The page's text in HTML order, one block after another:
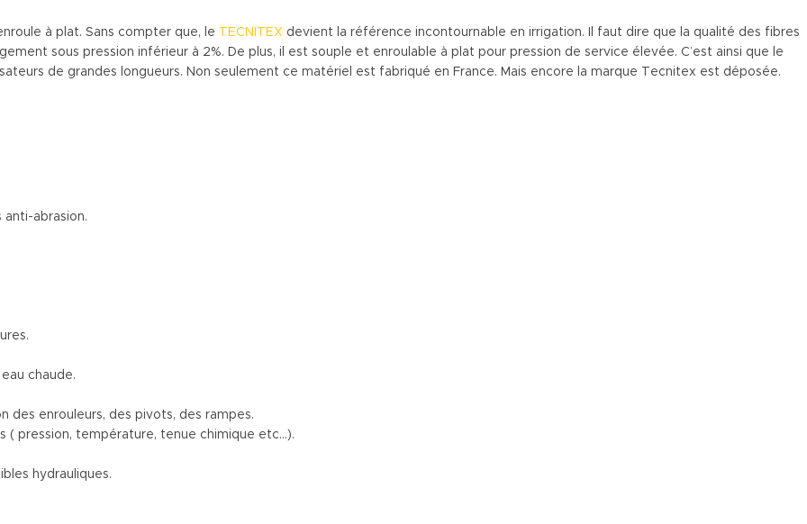
à plat. Sans compter que, le TECNITEX devient la référence incontournable en irrigation. Il faut dire que la qualité des fibres
sous pression inférieur à 2%. De plus, il est souple et enroulable à plat pour pression de service élevée. C’est ainsi que le
de grandes longueurs. Non seulement ce matériel est fabriqué en France. Mais encore la marque Tecnitex est déposée.
abrasion.
chaude.
des enrouleurs, des pivots, des rampes.
( pression, température, tenue chimique etc…).
hydrauliques.